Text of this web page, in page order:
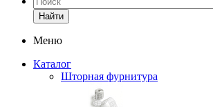
Найти
Меню
Каталог
Шторная фурнитура